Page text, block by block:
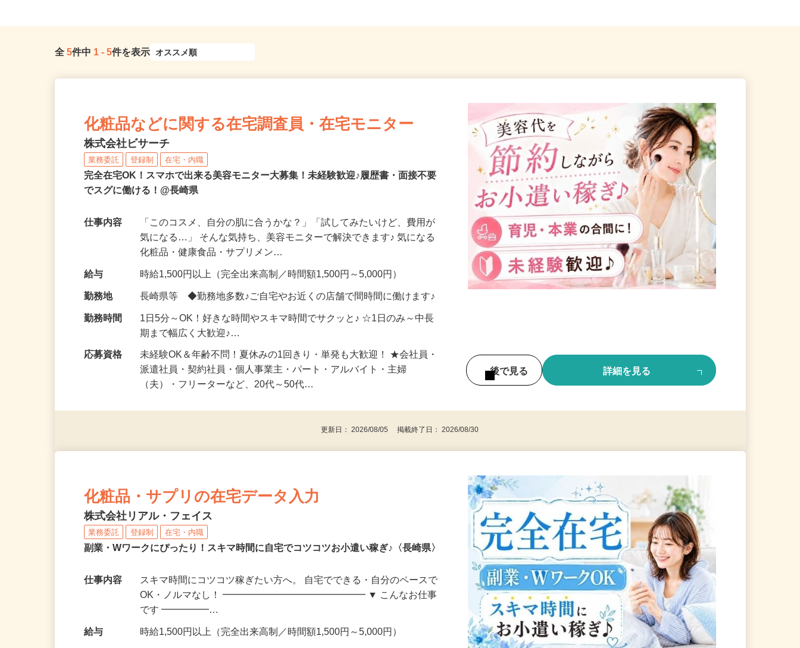
化粧品などに関する在宅調査員・在宅モニター
株式会社ビサーチ
業務委託 登録制 在宅・内職
完全在宅OK！スマホで出来る美容モニター大募集！未経験歓迎♪履歴書・面接不要
「このコスメ、自分の肌に合うかな？」「試してみたいけど、費用が
気になる…」 そんな気持ち、美容モニターで解決できます♪ 気になる
化粧品・健康食品・サプリメン…
給与 時給1,500円以上（完全出来高制／時間額1,500円～5,000円）
勤務地 長崎県等 ◆勤務地多数♪ご自宅やお近くの店舗で間時間に働けます♪
1日5分～OK！好きな時間やスキマ時間でサクッと♪ ☆1日のみ～中長
期まで幅広く大歓迎♪…
未経験OK＆年齢不問！夏休みの1回きり・単発も大歓迎！ ★会社員・
派遣社員・契約社員・個人事業主・パート・アルバイト・主婦
更新日： 2026/08/05 掲載終了日： 2026/08/30
化粧品・サプリの在宅データ入力
株式会社リアル・フェイス
業務委託 登録制 在宅・内職
スキマ時間にコツコツ稼ぎたい方へ。 自宅でできる・自分のペースで
OK・ノルマなし！ ━━━━━━━━━━━━━━━ ▼ こんなお仕事
です ━━━━━…